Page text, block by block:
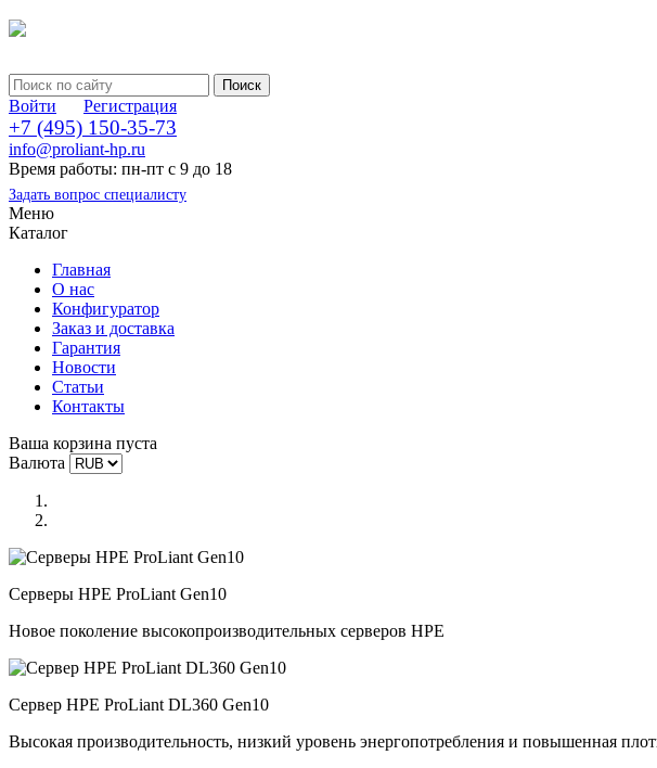
Войти Регистрация
+7 (495) 150-35-73
info@proliant-hp.ru
Время работы: пн-пт с 9 до 18
Задать вопрос специалисту
Меню
Каталог
Главная
О нас
Конфигуратор
Заказ и доставка
Гарантия
Новости
Статьи
Контакты
Ваша корзина пуста
Валюта
Серверы HPE ProLiant Gen10
Новое поколение высокопроизводительных серверов HPE
Сервер HPE ProLiant DL360 Gen10
Высокая производительность, низкий уровень энергопотребления и повышенная